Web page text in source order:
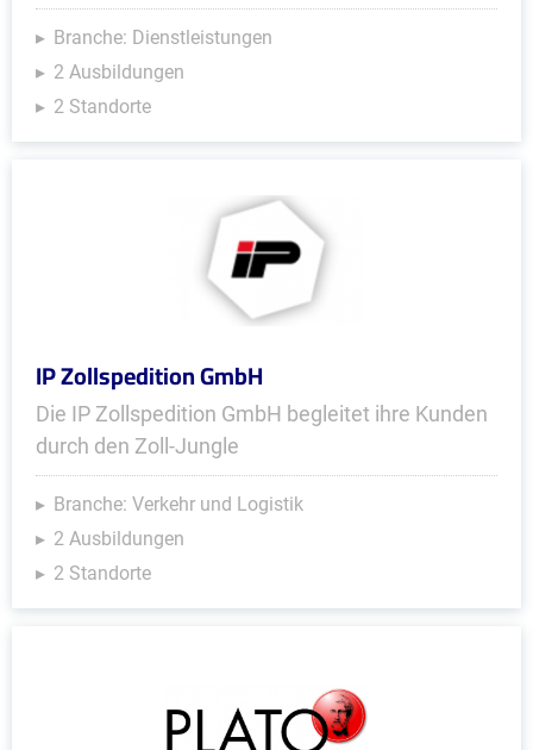
Branche: Dienstleistungen
2 Ausbildungen
2 Standorte
IP Zollspedition GmbH
Die IP Zollspedition GmbH begleitet ihre Kunden
durch den Zoll-Jungle
Branche: Verkehr und Logistik
2 Ausbildungen
2 Standorte